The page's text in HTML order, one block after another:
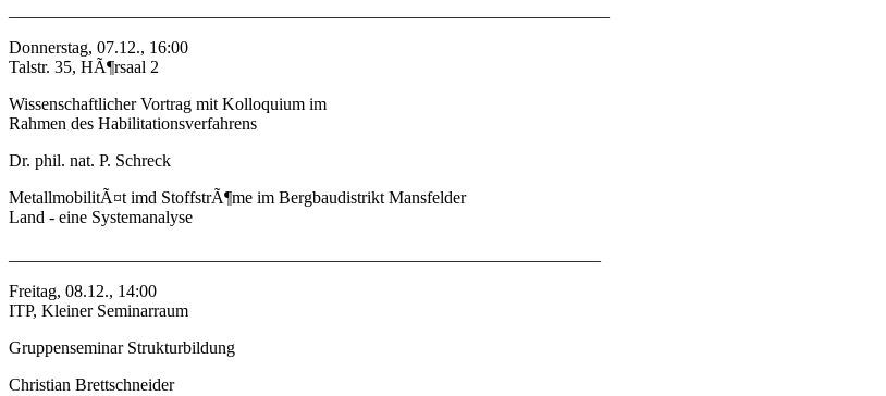
Donnerstag, 07.12., 16:00
Talstr. 35, HÃ¶rsaal 2
Wissenschaftlicher Vortrag mit Kolloquium im
Rahmen des Habilitationsverfahrens
Dr. phil. nat. P. Schreck
MetallmobilitÃ¤t imd StoffstrÃ¶me im Bergbaudistrikt Mansfelder
Land - eine Systemanalyse
Freitag, 08.12., 14:00
ITP, Kleiner Seminarraum
Gruppenseminar Strukturbildung
Christian Brettschneider